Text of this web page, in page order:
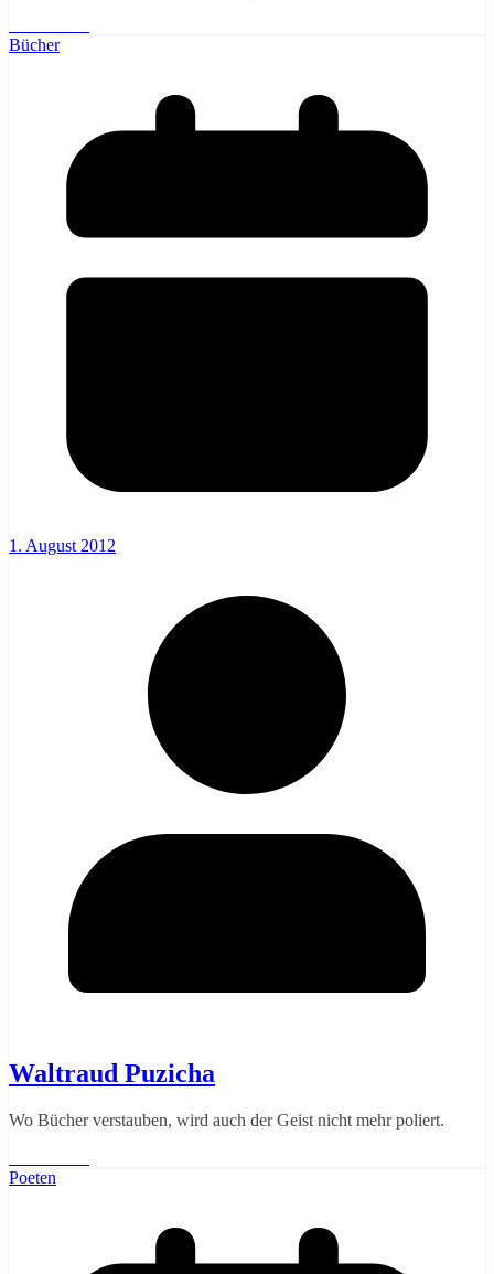
Bücher
1. August 2012
Waltraud Puzicha
Wo Bücher verstauben, wird auch der Geist nicht mehr poliert.
Poeten